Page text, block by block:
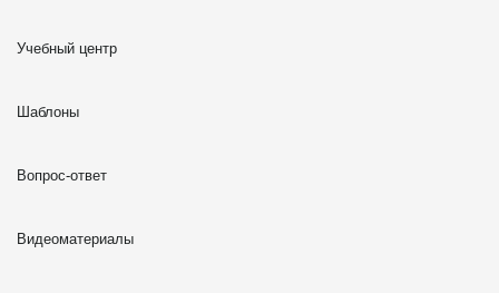
Учебный центр
Шаблоны
Вопрос-ответ
Видеоматериалы